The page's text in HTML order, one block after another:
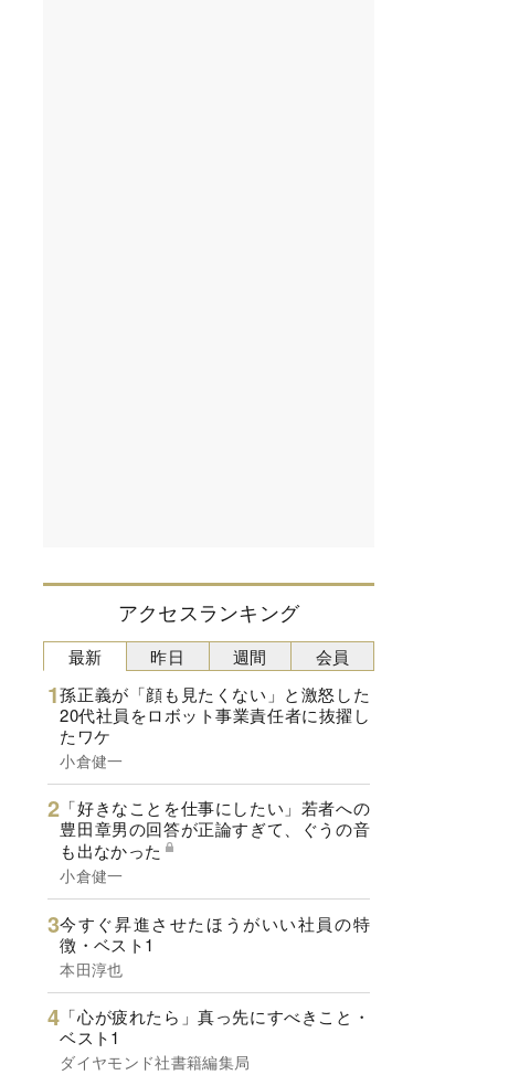
アクセスランキング
最新
孫正義が「顔も見たくない」と激怒した
20代社員をロボット事業責任者に抜擢し
たワケ
小倉健一
「好きなことを仕事にしたい」若者への
豊田章男の回答が正論すぎて、ぐうの音
も出なかった
小倉健一
今すぐ昇進させたほうがいい社員の特
徴・ベスト1
本田淳也
「心が疲れたら」真っ先にすべきこと・
ベスト1
ダイヤモンド社書籍編集局
昨日 週間 会員